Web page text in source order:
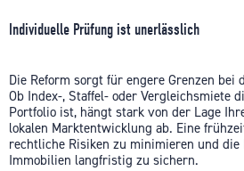
Individuelle Prüfung ist unerlässlich
Die Reform sorgt für engere Grenzen
Ob Index-, Staffel- oder Vergleichsmiete
Portfolio ist, hängt stark von der Lage
lokalen Marktentwicklung ab. Eine
rechtliche Risiken zu minimieren und
Immobilien langfristig zu sichern.